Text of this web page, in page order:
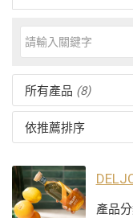
所有產品 (8)
依推薦排序
產品分